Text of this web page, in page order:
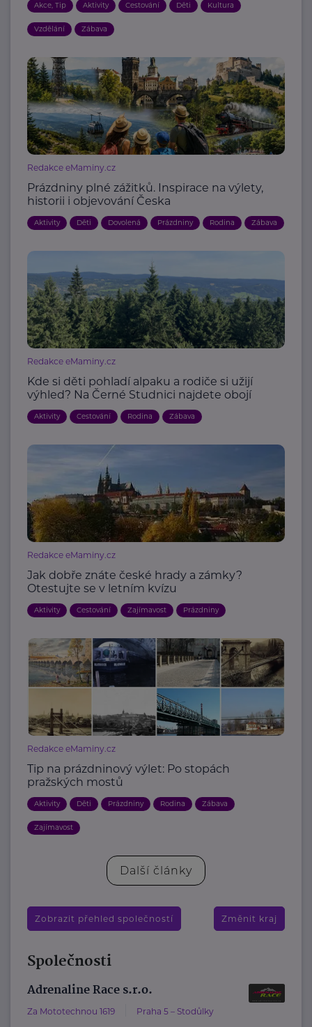
Akce, Tip Aktivity Cestování Děti Kultura
Vzdělání Zábava
Redakce eMaminy.cz
Prázdniny plné zážitků. Inspirace na výlety,
historii i objevování Česka
Aktivity Děti Dovolená Prázdniny Rodina Zábava
Redakce eMaminy.cz
Kde si děti pohladí alpaku a rodiče si užijí
výhled? Na Černé Studnici najdete obojí
Aktivity Cestování Rodina Zábava
Redakce eMaminy.cz
Jak dobře znáte české hrady a zámky?
Otestujte se v letním kvízu
Aktivity Cestování Zajímavost Prázdniny
Redakce eMaminy.cz
Tip na prázdninový výlet: Po stopách
pražských mostů
Aktivity Děti Prázdniny Rodina Zábava
Zajímavost
Další články
Zobrazit přehled společností Změnit kraj
Společnosti
Adrenaline Race s.r.o.
Za Mototechnou 1619 Praha 5 – Stodůlky